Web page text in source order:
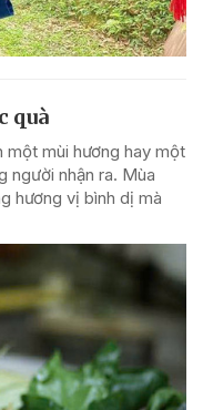
quà
một mùi hương hay một
người nhận ra. Mùa
hương vị bình dị mà